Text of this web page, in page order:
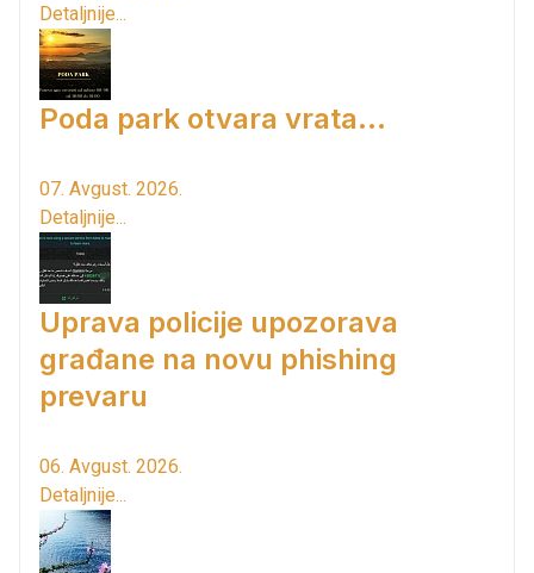
Detaljnije...
Poda park otvara vrata...
07. Avgust. 2026.
Detaljnije...
Uprava policije upozorava
građane na novu phishing
prevaru
06. Avgust. 2026.
Detaljnije...